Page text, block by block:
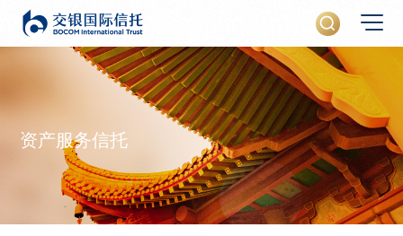
资产服务信托